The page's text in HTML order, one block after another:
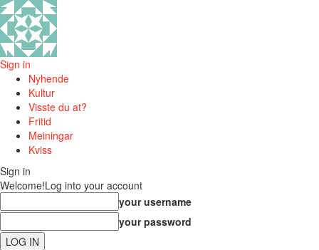
Sign in
Nyhende
Kultur
Visste du at?
Fritid
Meiningar
Kviss
Sign in
Welcome!Log into your account
your username
your password